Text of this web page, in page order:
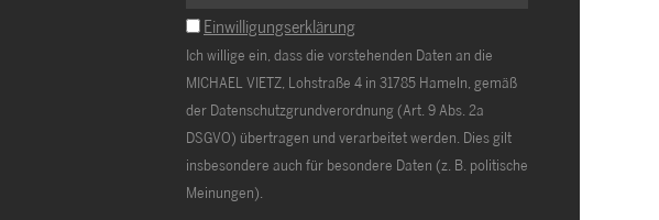
Einwilligungserklärung
Ich willige ein, dass die vorstehenden Daten an die
MICHAEL VIETZ, Lohstraße 4 in 31785 Hameln, gemäß
der Datenschutzgrundverordnung (Art. 9 Abs. 2a
DSGVO) übertragen und verarbeitet werden. Dies gilt
insbesondere auch für besondere Daten (z. B. politische
Meinungen).